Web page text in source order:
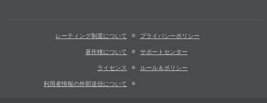
レーティング制度について プライバシーポリシー
著作権について サポートセンター
ライセンス ルール＆ポリシー
利用者情報の外部送信について